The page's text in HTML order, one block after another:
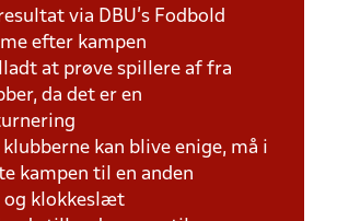
via DBU's Fodbold
efter kampen
at prøve spillere af fra
da det er en
kan blive enige, må i
kampen til en anden
og klokkeslæt